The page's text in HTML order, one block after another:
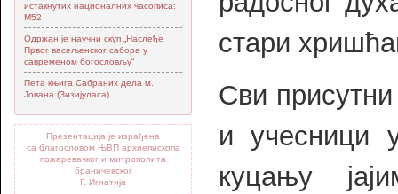
истакнутих националних часописа:
М52
Одржан је научни скуп „Наслеђе
Првог васељенског сабора у
савременом богословљу“
Пета књига Сабраних дела м.
Јована (Зизијуласа)
Презентација је израђена
са благословом ЊВП архиепископа
пожаревачког и митрополита
браничевског
Г. Игнатија
стари
Сви
и учесници
куцању